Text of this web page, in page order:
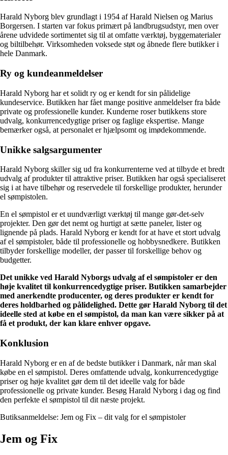
Harald Nyborg blev grundlagt i 1954 af Harald Nielsen og Marius
Borgersen. I starten var fokus primært på landbrugsudstyr, men over
årene udvidede sortimentet sig til at omfatte værktøj, byggematerialer
og biltilbehør. Virksomheden voksede støt og åbnede flere butikker i
hele Danmark.
Ry og kundeanmeldelser
Harald Nyborg har et solidt ry og er kendt for sin pålidelige
kundeservice. Butikken har fået mange positive anmeldelser fra både
private og professionelle kunder. Kunderne roser butikkens store
udvalg, konkurrencedygtige priser og faglige ekspertise. Mange
bemærker også, at personalet er hjælpsomt og imødekommende.
Unikke salgsargumenter
Harald Nyborg skiller sig ud fra konkurrenterne ved at tilbyde et bredt
udvalg af produkter til attraktive priser. Butikken har også specialiseret
sig i at have tilbehør og reservedele til forskellige produkter, herunder
el sømpistolen.
En el sømpistol er et uundværligt værktøj til mange gør-det-selv
projekter. Den gør det nemt og hurtigt at sætte paneler, lister og
lignende på plads. Harald Nyborg er kendt for at have et stort udvalg
af el sømpistoler, både til professionelle og hobbysnedkere. Butikken
tilbyder forskellige modeller, der passer til forskellige behov og
budgetter.
Det unikke ved Harald Nyborgs udvalg af el sømpistoler er den
høje kvalitet til konkurrencedygtige priser. Butikken samarbejder
med anerkendte producenter, og deres produkter er kendt for
deres holdbarhed og pålidelighed. Dette gør Harald Nyborg til det
ideelle sted at købe en el sømpistol, da man kan være sikker på at
få et produkt, der kan klare enhver opgave.
Konklusion
Harald Nyborg er en af de bedste butikker i Danmark, når man skal
købe en el sømpistol. Deres omfattende udvalg, konkurrencedygtige
priser og høje kvalitet gør dem til det ideelle valg for både
professionelle og private kunder. Besøg Harald Nyborg i dag og find
den perfekte el sømpistol til dit næste projekt.
Butiksanmeldelse: Jem og Fix – dit valg for el sømpistoler
Jem og Fix